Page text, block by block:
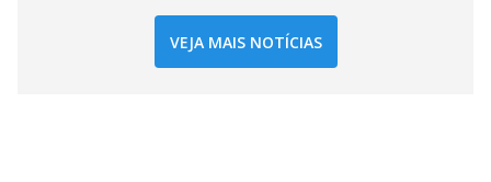
VEJA MAIS NOTÍCIAS